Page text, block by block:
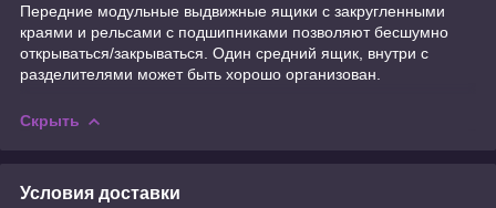
Передние модульные выдвижные ящики с закругленными
краями и рельсами с подшипниками позволяют бесшумно
открываться/закрываться. Один средний ящик, внутри с
разделителями может быть хорошо организован.
Скрыть
Условия доставки